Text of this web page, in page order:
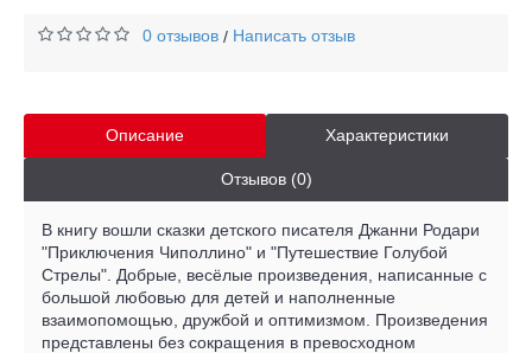
0 отзывов / Написать отзыв
Описание Характеристики
Отзывов (0)
В книгу вошли сказки детского писателя Джанни Родари
"Приключения Чиполлино" и "Путешествие Голубой
Стрелы". Добрые, весёлые произведения, написанные с
большой любовью для детей и наполненные
взаимопомощью, дружбой и оптимизмом. Произведения
представлены без сокращения в превосходном